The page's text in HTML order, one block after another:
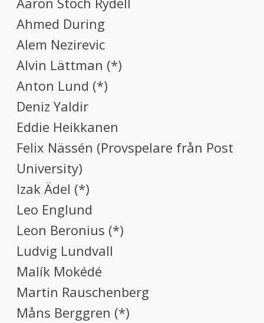
Ahmed During
Alem Nezirevic
Alvin Lättman (*)
Anton Lund (*)
Deniz Yaldir
Eddie Heikkanen
Felix Nässén (Provspelare från Post
University)
Izak Ädel (*)
Leo Englund
Leon Beronius (*)
Ludvig Lundvall
Malík Mokédé
Martin Rauschenberg
Måns Berggren (*)